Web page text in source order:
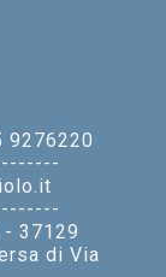
9276220
- 37129
di Via